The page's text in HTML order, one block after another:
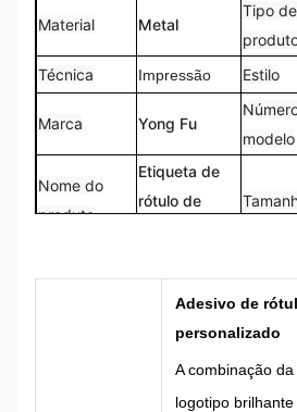
Material Metal
Tipo de
Técnica Impressão Estilo
Marca Yong Fu
modelo
Nome do
produto
Etiqueta de
rótulo de
Logotipo Forma
Adesivo de
personalizado
A combinação
logotipo